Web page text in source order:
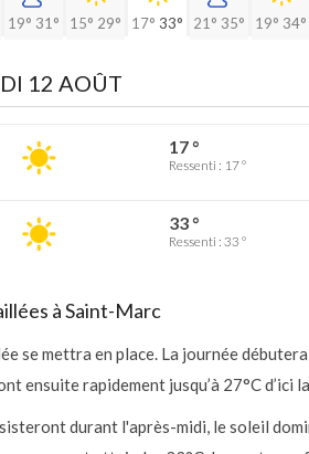
19° 31° 15° 29° 17° 33° 21° 35° 19° 34°
12 AOÛT
17 °
Ressenti : 17 °
33 °
Ressenti : 33 °
à Saint-Marc
se mettra en place. La journée
ensuite rapidement jusqu’à 27°C d’ici
durant l'après-midi, le soleil